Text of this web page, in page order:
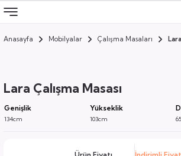
Geri Dön
Geri Dön
Geri Dön
Geri Dön
Anasayfa Mobilyalar Çalışma Masaları
Lara Çalışma Masası
Genişlik Yükseklik
134cm 103cm